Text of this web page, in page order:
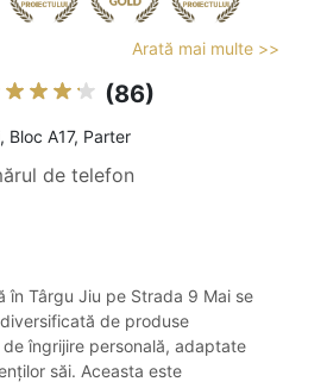
Arată mai multe >>
(86)
A17, Parter
de telefon
în Târgu Jiu pe Strada 9 Mai se
de produse
îngrijire personală, adaptate
săi. Aceasta este